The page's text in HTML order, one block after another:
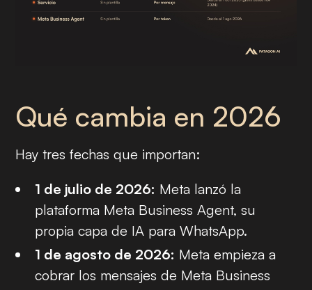
Qué cambia en 2026
Hay tres fechas que importan:
1 de julio de 2026: Meta lanzó la
plataforma Meta Business Agent, su
propia capa de IA para WhatsApp.
1 de agosto de 2026: Meta empieza a
cobrar los mensajes de Meta Business